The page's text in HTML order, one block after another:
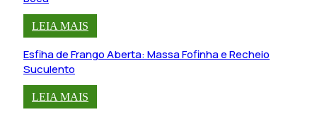
LEIA MAIS
Esfiha de Frango Aberta: Massa Fofinha e Recheio
Suculento
LEIA MAIS